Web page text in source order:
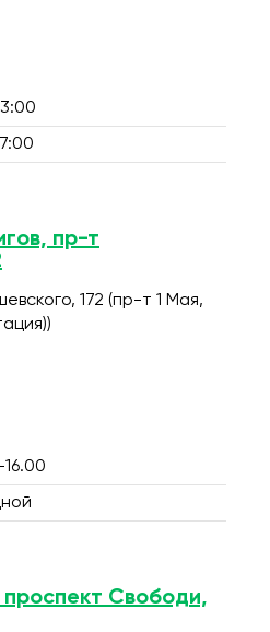
пр-т
172 (пр-т 1 Мая,
проспект Свободи,